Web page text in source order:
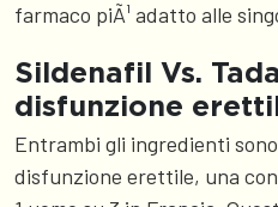
farmaco piÃ¹ adatto alle
Sildenafil Vs.
disfunzione
Entrambi gli ingredienti
disfunzione erettile, una